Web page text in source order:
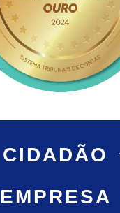
CIDADÃO
EMPRESA